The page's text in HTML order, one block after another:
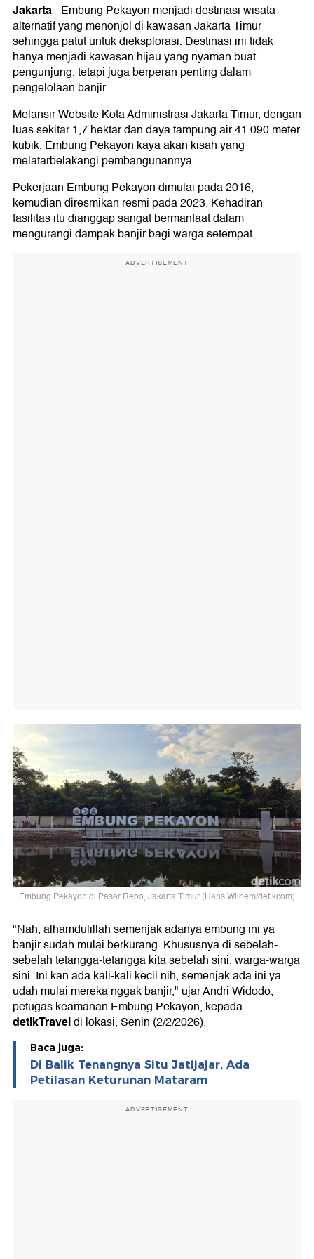
Jakarta-Embung Pekayon menjadi destinasi wisata
alternatif yang menonjol di kawasan Jakarta Timur
sehingga patut untuk dieksplorasi. Destinasi ini tidak
hanya menjadi kawasan hijau yang nyaman buat
pengunjung, tetapi juga berperan penting dalam
pengelolaan banjir.
Melansir Website Kota Administrasi Jakarta Timur, dengan
luas sekitar 1,7 hektar dan daya tampung air 41.090 meter
kubik, Embung Pekayon kaya akan kisah yang
melatarbelakangi pembangunannya.
Pekerjaan Embung Pekayon dimulai pada 2016,
kemudian diresmikan resmi pada 2023. Kehadiran
fasilitas itu dianggap sangat bermanfaat dalam
mengurangi dampak banjir bagi warga setempat.
ADVERTISEMENT
Embung Pekayon di Pasar Rebo, Jakarta Timur (Hans Wilhem/detikcom)
"Nah, alhamdulillah semenjak adanya embung ini ya
banjir sudah mulai berkurang. Khususnya di sebelah-
sebelah tetangga-tetangga kita sebelah sini, warga-warga
sini. Ini kan ada kali-kali kecil nih, semenjak ada ini ya
udah mulai mereka nggak banjir," ujar Andri Widodo,
petugas keamanan Embung Pekayon, kepada
detikTraveldi lokasi, Senin (2/2/2026).
Baca juga:
Di Balik Tenangnya Situ Jatijajar, Ada
Petilasan Keturunan Mataram
ADVERTISEMENT